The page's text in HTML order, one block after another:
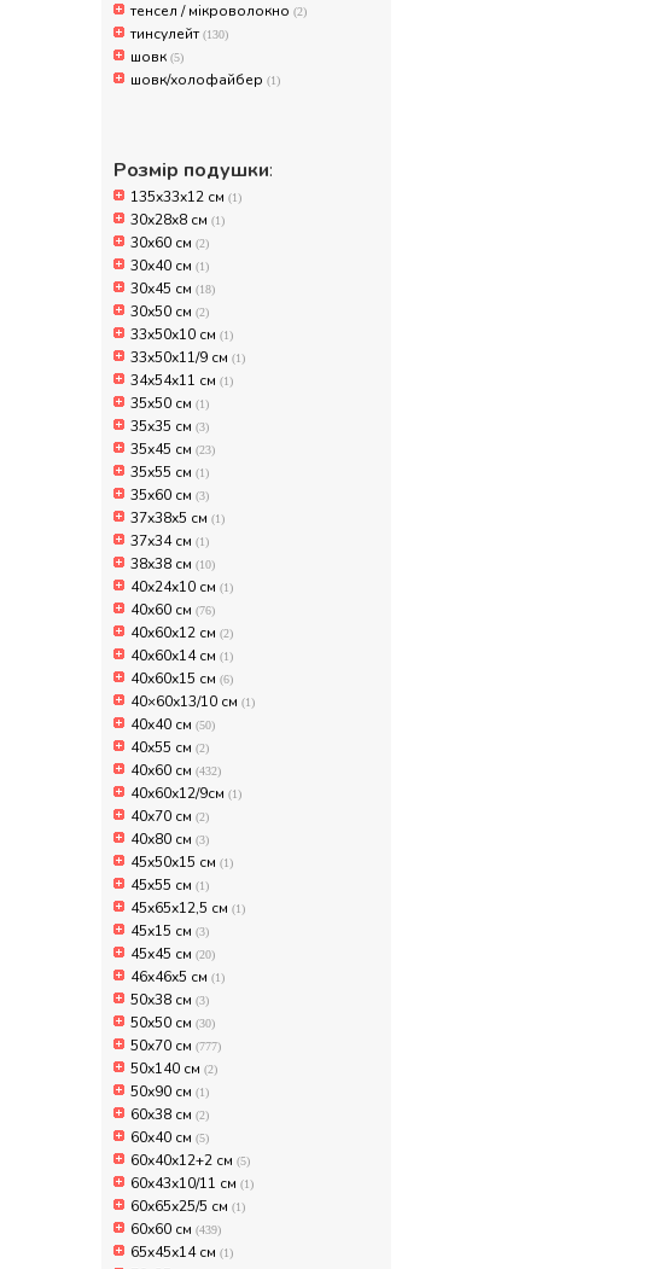
тенсел / мікроволокно (2)
тинсулейт(130)
шовк (5)
шовк/холофайбер (1)
Розмір подушки:
135x33x12 см (1)
30x28x8 см (1)
30x60 см (2)
30х40 см (1)
30х45 см (18)
30х50 см (2)
33x50x10 см (1)
33x50х11/9 см (1)
34x54x11 см (1)
35x50 см (1)
35х35 см (3)
35х45 см (23)
35х55 см (1)
35х60 см (3)
37x38x5 см (1)
37х34 см (1)
38х38 см (10)
40x24x10 см (1)
40x60 см (76)
40x60x12 см (2)
40x60x14 см (1)
40x60x15 см (6)
40×60х13/10 см (1)
40х40 см (50)
40х55 см (2)
40х60 см (432)
40х60х12/9см (1)
40х70 см (2)
40х80 см (3)
45x50x15 см (1)
45x55 см (1)
45x65x12,5 см (1)
45х15 см (3)
45х45 см (20)
46x46x5 cм (1)
50x38 см (3)
50x50 см (30)
50x70 см (777)
50х140 см (2)
50х90 см (1)
60x38 см (2)
60x40 см (5)
60x40x12+2 см (5)
60x43x10/11 см (1)
60x65x25/5 см (1)
60х60 см (439)
65x45х14 см (1)